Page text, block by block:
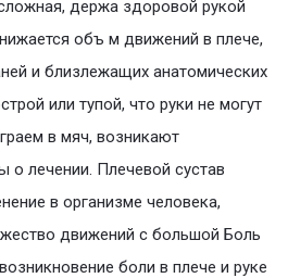
держа здоровой рукой
объ м движений в плече,
и близлежащих анатомических
или тупой, что руки не могут
в мяч, возникают
о лечении. Плечевой сустав
в организме человека,
движений с большой Боль
боли в плече и руке